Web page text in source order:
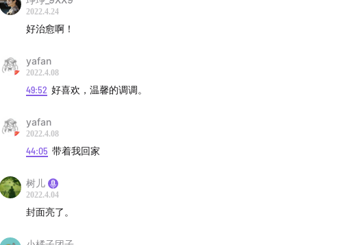
面临国内外无时差24小时服务的窘境；
家人探亲后触景生情“拉黑”公园小路；
养花养鱼还跟小朋友学钢琴。
本期鸣谢：
主播：六月、美丽、牧老师
嘉宾：贝儿姐
剪辑：美丽、小谢
配乐：Will
2022.4.24
好治愈啊！
yafan
2022.4.08
49:52 好喜欢，温馨的调调。
yafan
2022.4.08
44:05 带着我回家
树儿
2022.4.04
封面亮了。